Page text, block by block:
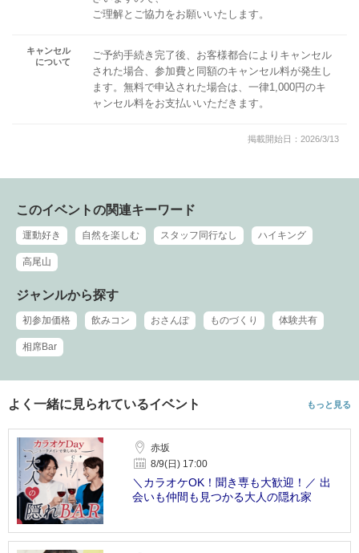
ご理解とご協力をお願いいたします。
キャンセル
について
ご予約手続き完了後、お客様都合によりキャンセル
された場合、参加費と同額のキャンセル料が発生し
ます。無料で申込された場合は、一律1,000円のキ
ャンセル料をお支払いいただきます。
掲載開始日：2026/3/13
このイベントの関連キーワード
運動好き 自然を楽しむ スタッフ同行なし ハイキング
高尾山
ジャンルから探す
初参加価格 飲みコン おさんぽ ものづくり 体験共有
相席Bar
よく一緒に見られているイベント もっと見る
赤坂
8/9(日) 17:00
＼カラオケOK！聞き専も大歓迎！／ 出
会いも仲間も見つかる大人の隠れ家